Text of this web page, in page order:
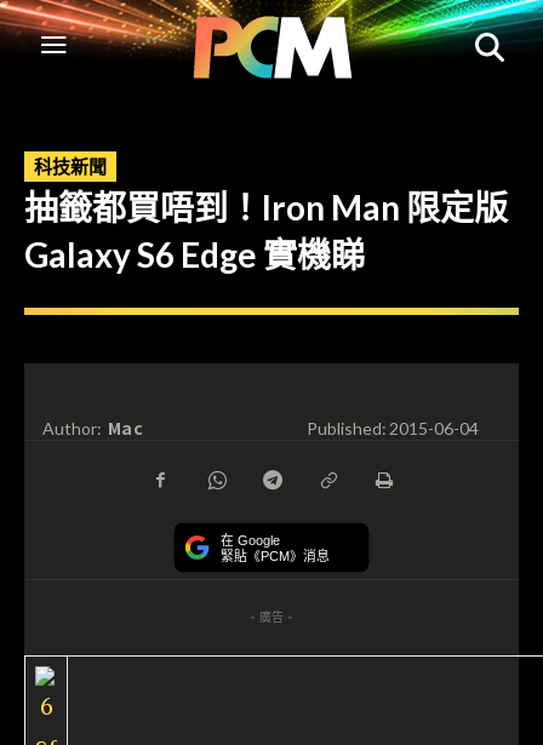
科技新聞
抽籤都買唔到！Iron Man 限定版
Galaxy S6 Edge 實機睇
Author: Mac Published:2015-06-04
在 Google
緊貼《PCM》消息
- 廣告 -